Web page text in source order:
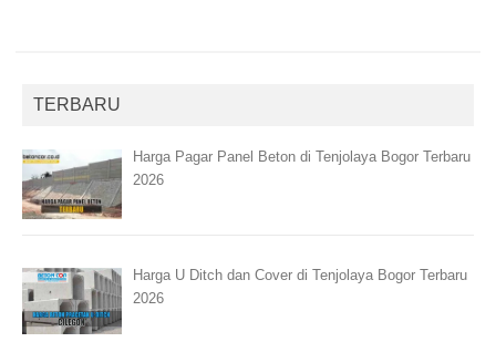
TERBARU
Harga Pagar Panel Beton di Tenjolaya Bogor Terbaru
2026
Harga U Ditch dan Cover di Tenjolaya Bogor Terbaru
2026